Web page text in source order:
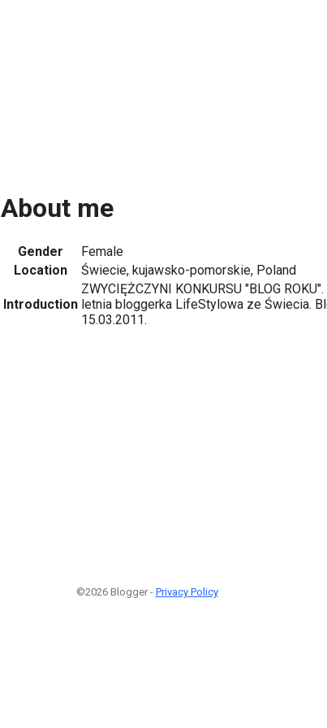
About me
Gender
Female
Location
Świecie, kujawsko-pomorskie, Poland
Introduction
ZWYCIĘŻCZYNI KONKURSU "BLOG
letnia bloggerka LifeStylowa ze Świecia.
15.03.2011.
©2026 Blogger - Privacy Policy